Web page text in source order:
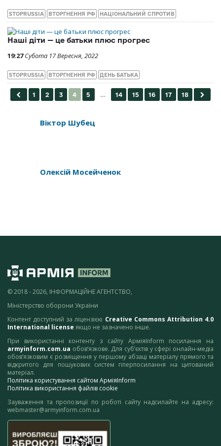
STOPRUSSIA ВТОРГНЕННЯ РФ НАЦІОНАЛЬНИЙ СПРОТИВ
Наші діти — це батьки плюс прогрес
19:27 Субота 17 Вересня, 2022
STOPRUSSIA ВТОРГНЕННЯ РФ ДЕНЬ БАТЬКА
Віктор Шубец
Олексій Мосейченок
© 2018 - 2026, ІНФОРМАЦІЙНЕ АГЕНТСТВО,
Міністерство оборони України
Контент доступний за ліцензією Creative Commons Attribution 4.0
International license якщо не зазначено інше.
При використанні контенту з сайту АрміяInform посилання на
armyinform.com.ua обов’язкове. Для суб’єктів у сфері онлайн-медіа
обов’язковим є розміщення у першому абзаці матеріалу прямого та
відкритого для пошукових систем гіперпосилання на цитований
матеріал.
Політика користування сайтом АрміяInform
Політика використання файлів cookie
Зауваження та пропозиції по роботі сайту надсилайте на адресу:
webmaster@armyinform.com.ua